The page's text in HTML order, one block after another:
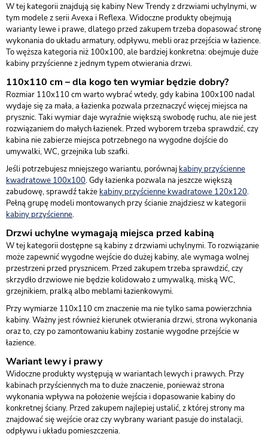
W tej kategorii znajdują się kabiny New Trendy z drzwiami uchylnymi, w
tym modele z serii Avexa i Reflexa. Widoczne produkty obejmują
warianty lewe i prawe, dlatego przed zakupem trzeba dopasować stronę
wykonania do układu armatury, odpływu, mebli oraz przejścia w łazience.
To węższa kategoria niż 100x100, ale bardziej konkretna: obejmuje duże
kabiny przyścienne z jednym typem otwierania drzwi.
110x110 cm – dla kogo ten wymiar będzie dobry?
Rozmiar 110x110 cm warto wybrać wtedy, gdy kabina 100x100 nadal
wydaje się za mała, a łazienka pozwala przeznaczyć więcej miejsca na
prysznic. Taki wymiar daje wyraźnie większą swobodę ruchu, ale nie jest
rozwiązaniem do małych łazienek. Przed wyborem trzeba sprawdzić, czy
kabina nie zabierze miejsca potrzebnego na wygodne dojście do
umywalki, WC, grzejnika lub szafki.
Jeśli potrzebujesz mniejszego wariantu, porównaj kabiny przyścienne
kwadratowe 100x100. Gdy łazienka pozwala na jeszcze większą
zabudowę, sprawdź także kabiny przyścienne kwadratowe 120x120.
Pełną grupę modeli montowanych przy ścianie znajdziesz w kategorii
kabiny przyścienne.
Drzwi uchylne wymagają miejsca przed kabiną
W tej kategorii dostępne są kabiny z drzwiami uchylnymi. To rozwiązanie
może zapewnić wygodne wejście do dużej kabiny, ale wymaga wolnej
przestrzeni przed prysznicem. Przed zakupem trzeba sprawdzić, czy
skrzydło drzwiowe nie będzie kolidowało z umywalką, miską WC,
grzejnikiem, pralką albo meblami łazienkowymi.
Przy wymiarze 110x110 cm znaczenie ma nie tylko sama powierzchnia
kabiny. Ważny jest również kierunek otwierania drzwi, strona wykonania
oraz to, czy po zamontowaniu kabiny zostanie wygodne przejście w
łazience.
Wariant lewy i prawy
Widoczne produkty występują w wariantach lewych i prawych. Przy
kabinach przyściennych ma to duże znaczenie, ponieważ strona
wykonania wpływa na położenie wejścia i dopasowanie kabiny do
konkretnej ściany. Przed zakupem najlepiej ustalić, z której strony ma
znajdować się wejście oraz czy wybrany wariant pasuje do instalacji,
odpływu i układu pomieszczenia.